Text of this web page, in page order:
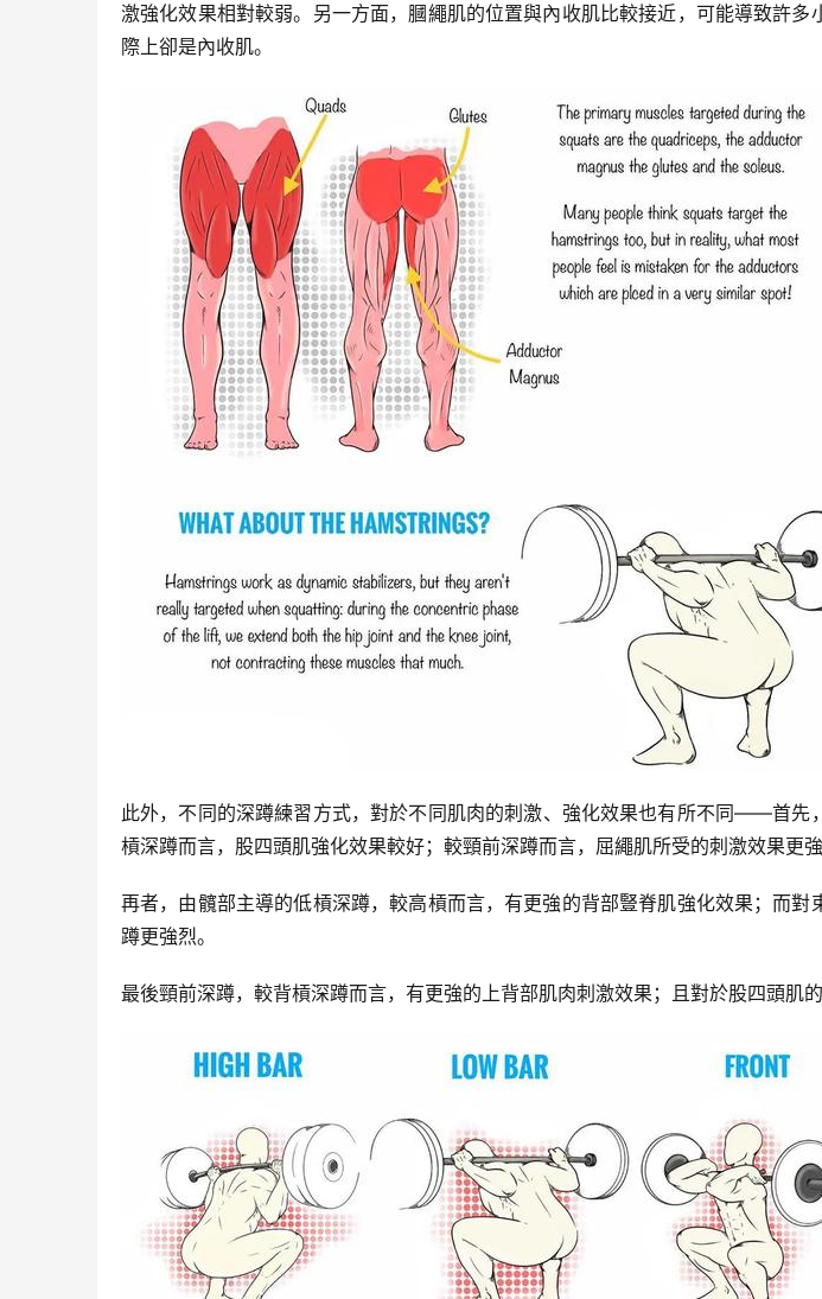
激強化效果相對較弱。另一方面，膕繩肌的位置與內收肌比較接近，可能導致許多
際上卻是內收肌。
此外，不同的深蹲練習方式，對於不同肌肉的刺激、強化效果也有所不同——首先
槓深蹲而言，股四頭肌強化效果較好；較頸前深蹲而言，屈繩肌所受的刺激效果更強
再者，由髖部主導的低槓深蹲，較高槓而言，有更強的背部豎脊肌強化效果；而對
蹲更強烈。
最後頸前深蹲，較背槓深蹲而言，有更強的上背部肌肉刺激效果；且對於股四頭肌